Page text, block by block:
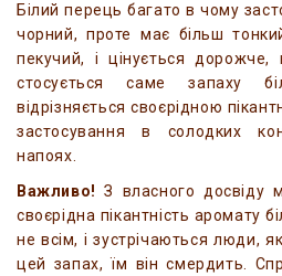
Білий перець багато в чому
чорний, проте має більш
пекучий, і цінується
стосується саме запаху
відрізняється своєрідною
застосування в солодких
напоях.
Важливо! З власного досвіду
своєрідна пікантність аромату
не всім, і зустрічаються люди,
цей запах, їм він смердить.